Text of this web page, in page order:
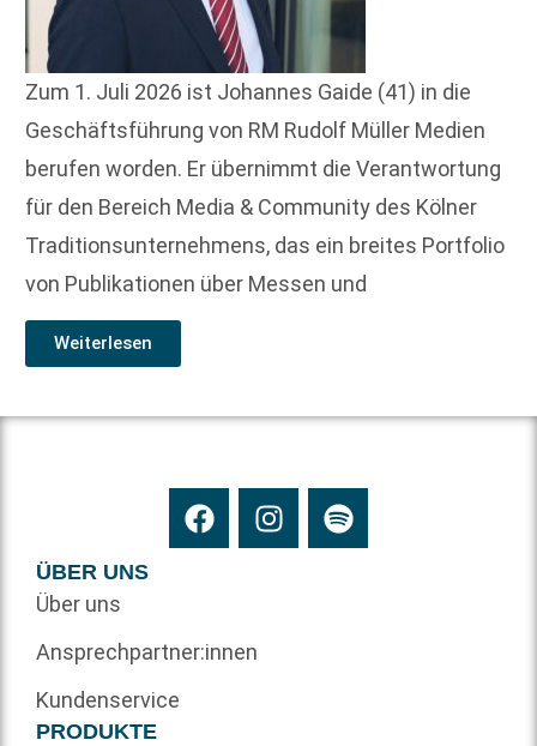
Zum 1. Juli 2026 ist Johannes Gaide (41) in die
Geschäftsführung von RM Rudolf Müller Medien
berufen worden. Er übernimmt die Verantwortung
für den Bereich Media & Community des Kölner
Traditionsunternehmens, das ein breites Portfolio
von Publikationen über Messen und
Weiterlesen
ÜBER UNS
Über uns
Ansprechpartner:innen
Kundenservice
PRODUKTE